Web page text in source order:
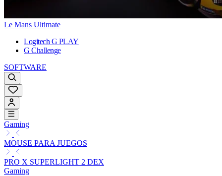
Le Mans Ultimate
Logitech G PLAY
G Challenge
SOFTWARE
Gaming
MOUSE PARA JUEGOS
PRO X SUPERLIGHT 2 DEX
Gaming